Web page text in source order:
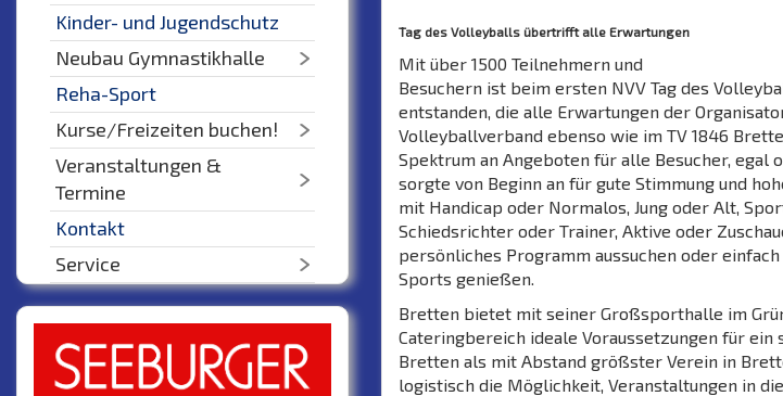
Kinder- und Jugendschutz
Neubau Gymnastikhalle
Reha-Sport
Kurse/Freizeiten buchen!
Veranstaltungen &
Termine
Kontakt
Service
Tag des Volleyballs übertrifft alle Erwartungen
Mit über 1500 Teilnehmern und
Besuchern ist beim ersten NVV Tag des
entstanden, die alle Erwartungen der
Volleyballverband ebenso wie im TV 1846
Spektrum an Angeboten für alle Besucher, egal
sorgte von Beginn an für gute Stimmung und
mit Handicap oder Normalos, Jung oder Alt,
Schiedsrichter oder Trainer, Aktive oder
persönliches Programm aussuchen oder
Sports genießen.
Bretten bietet mit seiner Großsporthalle im
Cateringbereich ideale Voraussetzungen für ein
Bretten als mit Abstand größster Verein in
logistisch die Möglichkeit, Veranstaltungen in